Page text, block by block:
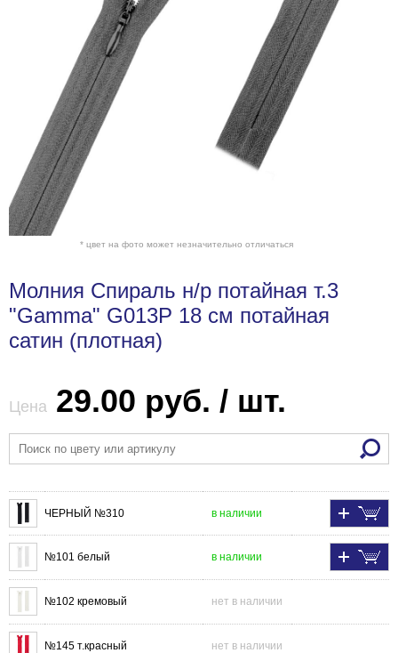
* цвет на фото может незначительно отличаться
Молния Спираль н/р потайная т.3
"Gamma" G013P 18 см потайная
сатин (плотная)
Цена 29.00 руб. / шт.
ЧЕРНЫЙ №310 в наличии
№101 белый в наличии
№102 кремовый нет в наличии
№145 т.красный нет в наличии